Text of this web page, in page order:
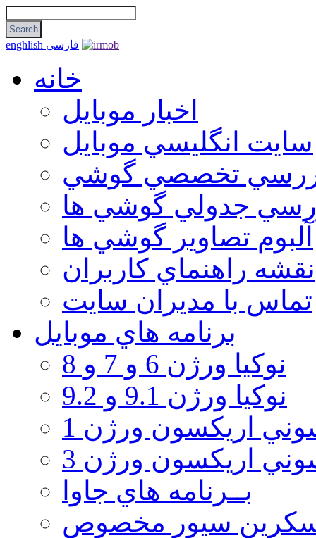
enghlish فارسی
خانه
اخبار موبایل
سايت انگليسي موبايل
تخصصي گوشي
جدولي گوشي ها
آلبوم تصاوير گوشي ها
نقشه راهنماي كاربران
تماس با مديران سايت
برنامه هاي موبايل
نوکیا ورژن 6 و 7 و 8
نوکیا ورژن 9.1 و 9.2
اريكسون ورژن 1
اريكسون ورژن 3
بــرنامه هاي جاوا
سيور مخصوص